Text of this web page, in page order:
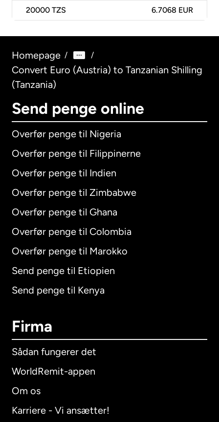
20000 TZS 6.7068 EUR
Homepage / /
Convert Euro (Austria) to Tanzanian Shilling
(Tanzania)
Send penge online
Overfør penge til Nigeria
Overfør penge til Filippinerne
Overfør penge til Indien
Overfør penge til Zimbabwe
Overfør penge til Ghana
Overfør penge til Colombia
Overfør penge til Marokko
Send penge til Etiopien
Send penge til Kenya
Firma
Sådan fungerer det
WorldRemit-appen
Om os
Karriere - Vi ansætter!